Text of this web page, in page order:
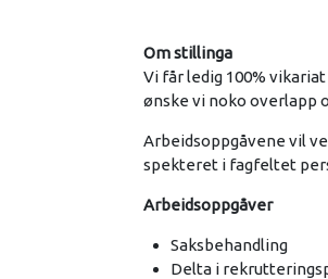
Om stillinga
Vi får ledig 100%
ønske vi noko overlapp
Arbeidsoppgåvene vil
spekteret i fagfeltet
Arbeidsoppgåver
Saksbehandling
Delta i